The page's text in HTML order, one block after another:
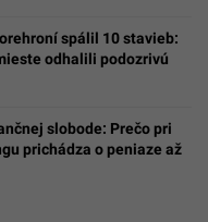
spálil 10 stavieb:
odhalili podozrivú
slobode: Prečo pri
prichádza o peniaze až